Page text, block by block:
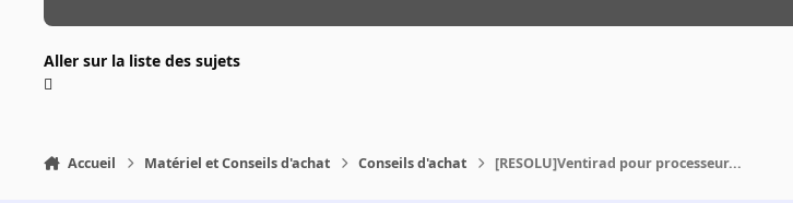
Aller sur la liste des sujets
Accueil Matériel et Conseils d'achat Conseils d'achat [RESOLU]Ventirad pour processeur...